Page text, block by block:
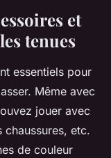
et
tenues
essentiels pour
Même avec
jouer avec
etc.
de couleur